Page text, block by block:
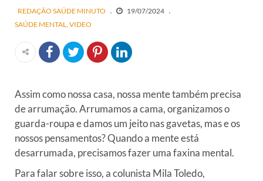
REDAÇÃO SAÚDE MINUTO
19/07/2024
SAÚDE MENTAL VIDEO
Assim como nossa casa, nossa mente também precisa
de arrumação. Arrumamos a cama, organizamos o
guarda-roupa e damos um jeito nas gavetas, mas e os
nossos pensamentos? Quando a mente está
desarrumada, precisamos fazer uma faxina mental.
Para falar sobre isso, a colunista Mila Toledo,